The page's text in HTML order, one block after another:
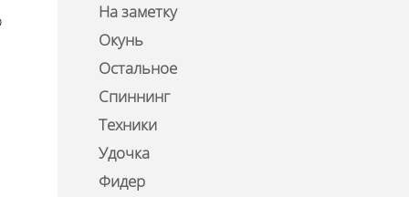
На заметку
Окунь
Остальное
Спиннинг
Техники
Удочка
Фидер